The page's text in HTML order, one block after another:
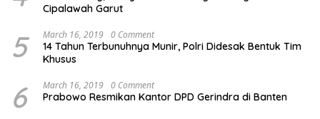
Cipalawah Garut
5 March 16, 2019 0 Comment
14 Tahun Terbunuhnya Munir, Polri Didesak Bentuk Tim
Khusus
6 March 16, 2019 0 Comment
Prabowo Resmikan Kantor DPD Gerindra di Banten